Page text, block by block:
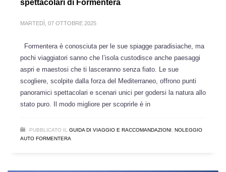
spettacolari di Formentera
MARTEDÌ, 07 OTTOBRE 2025
Formentera è conosciuta per le sue spiagge paradisiache, ma
pochi viaggiatori sanno che l’isola custodisce anche paesaggi
aspri e maestosi che ti lasceranno senza fiato. Le sue
scogliere, scolpite dalla forza del Mediterraneo, offrono punti
panoramici spettacolari e scenari unici per godersi la natura allo
stato puro. Il modo migliore per scoprirle è in
PUBBLICATO IL GUIDA DI VIAGGIO E RACCOMANDAZIONI, NOLEGGIO
AUTO FORMENTERA